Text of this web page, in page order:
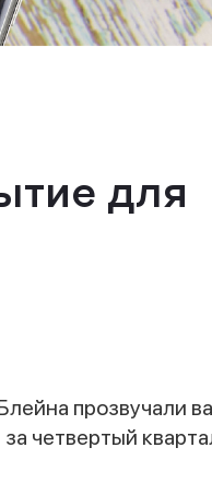
для
прозвучали
четвертый